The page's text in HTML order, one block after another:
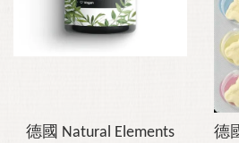
德國 Natural Elements
德